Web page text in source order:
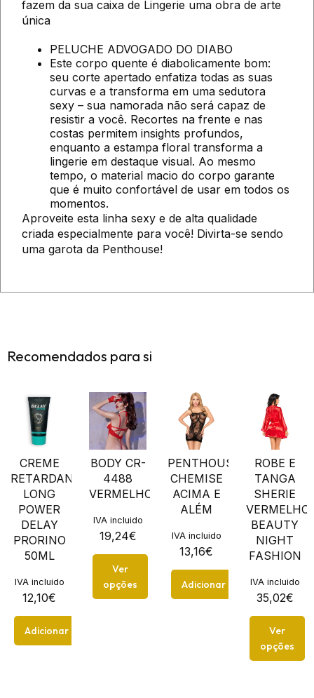
fazem da sua caixa de Lingerie uma obra de arte
única
PELUCHE ADVOGADO DO DIABO
Este corpo quente é diabolicamente bom:
seu corte apertado enfatiza todas as suas
curvas e a transforma em uma sedutora
sexy – sua namorada não será capaz de
resistir a você. Recortes na frente e nas
costas permitem insights profundos,
enquanto a estampa floral transforma a
lingerie em destaque visual. Ao mesmo
tempo, o material macio do corpo garante
que é muito confortável de usar em todos os
momentos.
Aproveite esta linha sexy e de alta qualidade
criada especialmente para você! Divirta-se sendo
uma garota da Penthouse!
Recomendados para si
CREME
RETARDANTE
LONG
POWER
DELAY
PRORINO
50ML
12,10€
IVA incluido
Adicionar
BODY CR-
4488
VERMELHO
19,24€
IVA incluido
Ver
opções
PENTHOUSE
CHEMISE
ACIMA E
ALÉM
13,16€
IVA incluido
Adicionar
ROBE E
TANGA
SHERIE
VERMELHO
BEAUTY
NIGHT
FASHION
35,02€
IVA incluido
Ver
opções